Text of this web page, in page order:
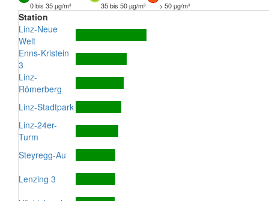
0 bis 35 µg/m³
35 bis 50 µg/m³ > 50 µg/m³
Station
Linz-Neue
Welt
Enns-Kristein
3
Linz-
Römerberg
Linz-Stadtpark
Linz-24er-
Turm
Steyregg-Au
Lenzing 3